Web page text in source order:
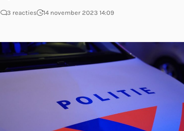
3 reacties 14 november 2023 14:09